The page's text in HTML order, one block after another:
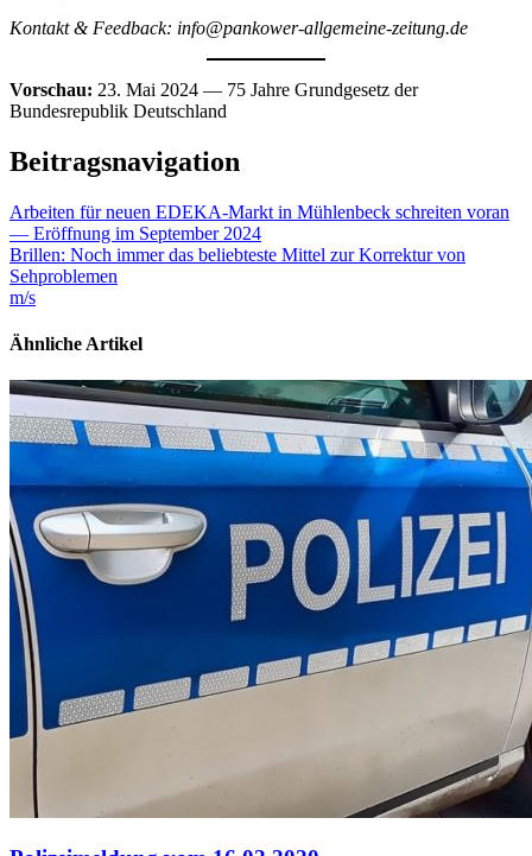
Kontakt & Feedback: info@pankower-allgemeine-zeitung.de
Vorschau: 23. Mai 2024 — 75 Jahre Grundgesetz der
Bundesrepublik Deutschland
Beitragsnavigation
Arbeiten für neuen EDEKA-Markt in Mühlenbeck schreiten voran
— Eröffnung im September 2024
Brillen: Noch immer das beliebteste Mittel zur Korrektur von
Sehproblemen
m/s
Ähnliche Artikel